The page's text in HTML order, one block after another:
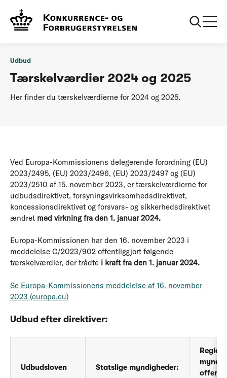
Tærskelværdier
Udbud
Tærskelværdier 2024 og 2025
Her finder du tærskelværdierne for 2024 og 2025.
Ved Europa-Kommissionens delegerende forordning (EU)
2023/2495, (EU) 2023/2496, (EU) 2023/2497 og (EU)
2023/2510 af 15. november 2023, er tærskelværdierne for
udbudsdirektivet, forsyningsvirksomhedsdirektivet,
koncessionsdirektivet og forsvars- og sikkerhedsdirektivet
ændret med virkning fra den 1. januar 2024.
Europa-Kommissionen har den 16. november 2023 i
meddelelse C/2023/902 offentliggjort følgende
tærskelværdier, der trådte i kraft fra den 1. januar 2024.
Se Europa-Kommissionens meddelelse af 16. november
2023 (europa.eu)
Udbud efter direktiver:
Udbudsloven Statslige myndigheder: